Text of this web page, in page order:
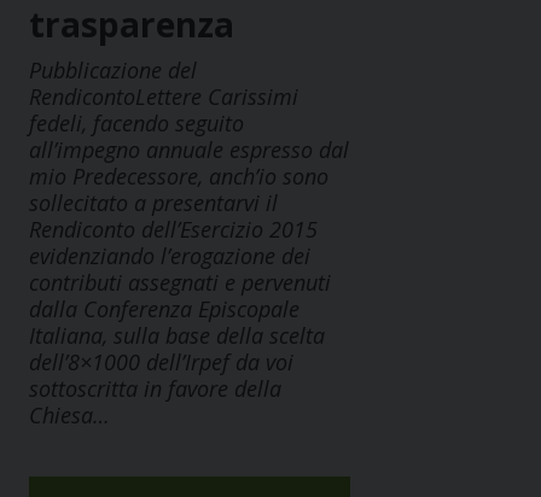
trasparenza
Pubblicazione del
RendicontoLettere Carissimi
fedeli, facendo seguito
all’impegno annuale espresso dal
mio Predecessore, anch’io sono
sollecitato a presentarvi il
Rendiconto dell’Esercizio 2015
evidenziando l’erogazione dei
contributi assegnati e pervenuti
dalla Conferenza Episcopale
Italiana, sulla base della scelta
dell’8×1000 dell’Irpef da voi
sottoscritta in favore della
Chiesa…